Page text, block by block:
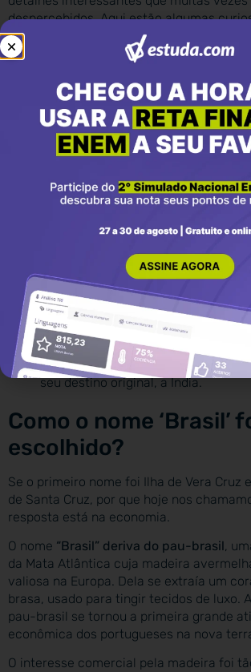
despercebidos. Aqui estão algumas
Ilha de Vera Cruz: o primeiro nome
Cabral foi Ilha de Vera Cruz, pois os
acreditaram inicialmente ter
ilha.
De Ilha para Terra:pouco tempo
explorarem a costa, perceberam
um continente e o nome mudou
A Primeira Missa:a primeira missa
foi celebrada em 26 de abril de
por Frei Henrique de Coimbra.
a carta de Pero
documento mais importante sobre
portugueses, ficou esquecida nos
Portugal por quase 300 anos, sendo
primeira vez apenas em 1817.
Cabral não ficou:a esquadra de
no Brasil por apenas 10 dias. Em 2
eles levantaram âncora e seguiram
seu destino original, a Índia.
Como o nome ‘Brasil’
escolhido?
Se o primeiro nome foi Ilha de Vera Cruz
de Santa Cruz, por que hoje nos
resposta está na economia.
O nome “Brasil” deriva do pau-brasil,
da Mata Atlântica cuja madeira
valiosa na Europa. Dela se extraía um
brasa, usado para tingir tecidos de luxo.
pau-brasil se tornou a primeira grande
econômica dos portugueses na nova
O interesse comercial pela madeira foi